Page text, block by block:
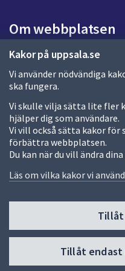
Kakor på uppsala.se
Vi använder nödvändiga
ska fungera.
Vi skulle vilja sätta lite fler
hjälper dig som användare.
Vi vill också sätta kakor för
förbättra webbplatsen.
Du kan när du vill ändra
Läs om vilka kakor vi
Tillåt
Tillåt endast
i
d
a
Om webbplatsen
Om webbplatsen
Allmänna handlingar och
Behandling av
Kakor
Språk (other languages)
Fler